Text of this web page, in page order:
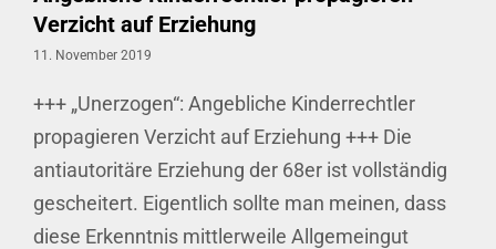
Verzicht auf Erziehung
11. November 2019
+++ „Unerzogen“: Angebliche Kinderrechtler
propagieren Verzicht auf Erziehung +++ Die
antiautoritäre Erziehung der 68er ist vollständig
gescheitert. Eigentlich sollte man meinen, dass
diese Erkenntnis mittlerweile Allgemeingut